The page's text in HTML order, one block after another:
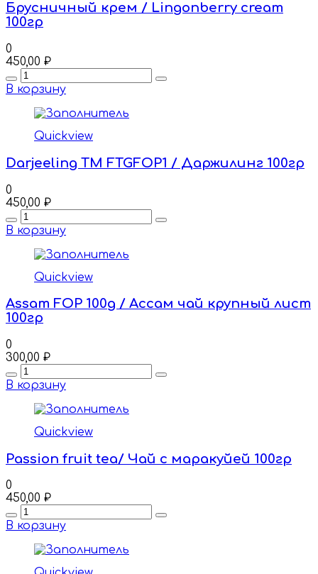
Брусничный крем / Lingonberry cream
100гр
0
450,00 ₽
Quantity
В корзину
Quickview
Darjeeling TM FTGFOP1 / Даржилинг 100гр
0
450,00 ₽
Quantity
В корзину
Quickview
Assam FOP 100g / Ассам чай крупный лист
100гр
0
300,00 ₽
Quantity
В корзину
Quickview
Passion fruit tea/ Чай с маракуйей 100гр
0
450,00 ₽
Quantity
В корзину